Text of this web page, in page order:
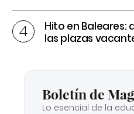
Hito en Baleares:
las plazas
Boletín de
Lo esencial de la